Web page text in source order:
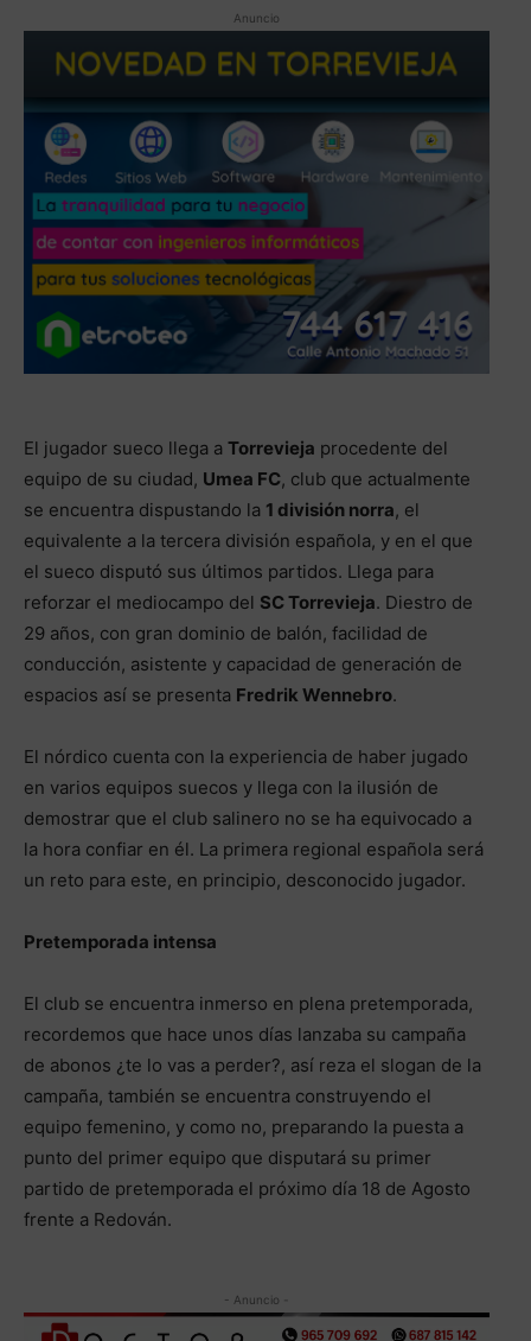
Anuncio
El jugador sueco llega a Torrevieja procedente del
equipo de su ciudad, Umea FC, club que actualmente
se encuentra dispustando la 1 división norra, el
equivalente a la tercera división española, y en el que
el sueco disputó sus últimos partidos. Llega para
reforzar el mediocampo del SC Torrevieja. Diestro de
29 años, con gran dominio de balón, facilidad de
conducción, asistente y capacidad de generación de
espacios así se presenta Fredrik Wennebro.
El nórdico cuenta con la experiencia de haber jugado
en varios equipos suecos y llega con la ilusión de
demostrar que el club salinero no se ha equivocado a
la hora confiar en él. La primera regional española será
un reto para este, en principio, desconocido jugador.
Pretemporada intensa
El club se encuentra inmerso en plena pretemporada,
recordemos que hace unos días lanzaba su campaña
de abonos ¿te lo vas a perder?, así reza el slogan de la
campaña, también se encuentra construyendo el
equipo femenino, y como no, preparando la puesta a
punto del primer equipo que disputará su primer
partido de pretemporada el próximo día 18 de Agosto
frente a Redován.
- Anuncio -